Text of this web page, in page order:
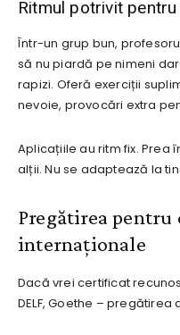
Ritmul potrivit
Într-un grup bun,
să nu piardă pe nimeni
rapizi. Oferă exerciții
nevoie, provocări extra
Aplicațiile au ritm fix. Prea
alții. Nu se adaptează la
Pregătirea
internaționale
Dacă vrei certificat
DELF, Goethe –